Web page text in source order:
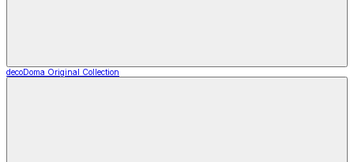
decoDoma Original Collection